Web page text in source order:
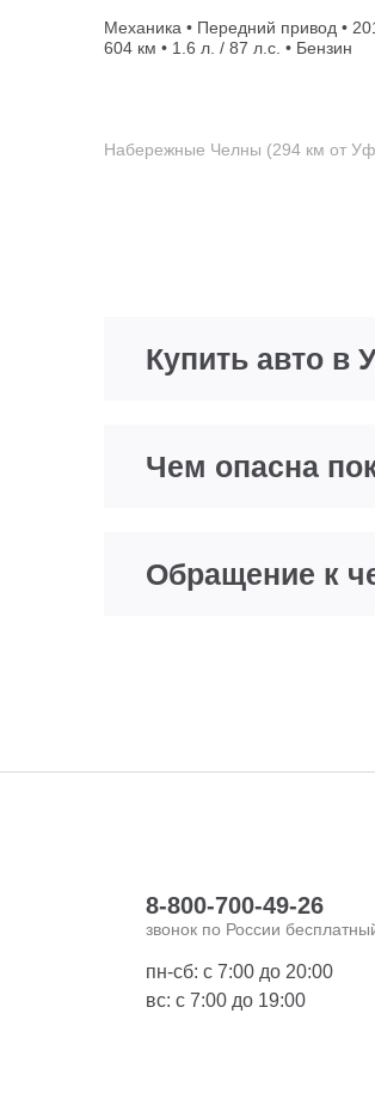
Механика • Передний привод •
604 км • 1.6 л. / 87 л.с. • Бензин
Набережные Челны (294 км от
Купить авто в
Чем опасна
Обращение к
8-800-700-49-26
звонок по России
пн-сб: с 7:00 до 20:00
вс: с 7:00 до 19:00